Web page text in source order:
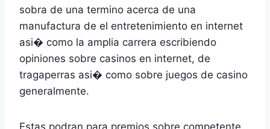
sobra de una termino acerca de una
manufactura de el entretenimiento en internet
asi� como la amplia carrera escribiendo
opiniones sobre casinos en internet, de
tragaperras asi� como sobre juegos de casino
generalmente.
Estas podran para premios sobre competente